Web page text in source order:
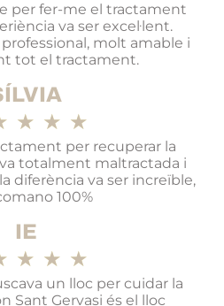
per fer-me el tractament
va ser excel·lent.
molt amable i
tot el tractament.
★ ★ ★
per recuperar la
totalment maltractada i
diferència va ser increïble,
100%
IE
★ ★ ★
un lloc per cuidar la
Sant Gervasi és el lloc